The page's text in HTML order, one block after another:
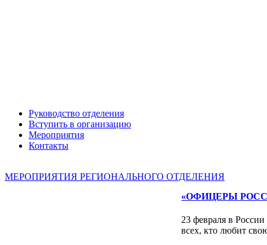
Руководство отделения
Вступить в организацию
Мероприятия
Контакты
МЕРОПРИЯТИЯ РЕГИОНАЛЬНОГО ОТДЕЛЕНИЯ
«ОФИЦЕРЫ
23 февраля в
всех, кто любит
Александр ЯНЕВСКИЙ